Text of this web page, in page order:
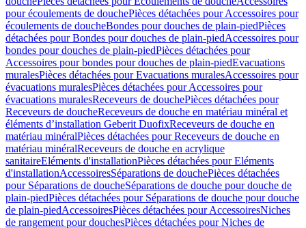
pour écoulements de douchePièces détachées pour Accessoires pour
écoulements de doucheBondes pour douches de plain-piedPièces
détachées pour Bondes pour douches de plain-piedAccessoires pour
bondes pour douches de plain-piedPièces détachées pour
Accessoires pour bondes pour douches de plain-piedEvacuations
muralesPièces détachées pour Evacuations muralesAccessoires pour
évacuations muralesPièces détachées pour Accessoires pour
évacuations muralesReceveurs de douchePièces détachées pour
Receveurs de doucheReceveurs de douche en matériau minéral et
éléments d’installation Geberit DuofixReceveurs de douche en
matériau minéralPièces détachées pour Receveurs de douche en
matériau minéralReceveurs de douche en acrylique
sanitaireEléments d'installationPièces détachées pour Eléments
d'installationAccessoiresSéparations de douchePièces détachées
pour Séparations de doucheSéparations de douche pour douche de
plain-piedPièces détachées pour Séparations de douche pour douche
de plain-piedAccessoiresPièces détachées pour AccessoiresNiches
de rangement pour douchesPièces détachées pour Niches de